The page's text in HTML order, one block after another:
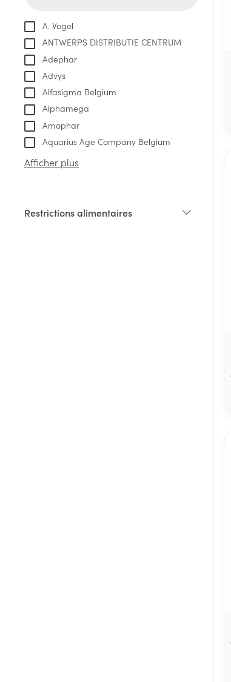
A. Vogel
ANTWERPS DISTRIBUTIE CENTRUM
Adephar
Advys
Alfasigma Belgium
Alphamega
Amophar
Aquarius Age Company Belgium
Afficher plus
Restrictions alimentaires